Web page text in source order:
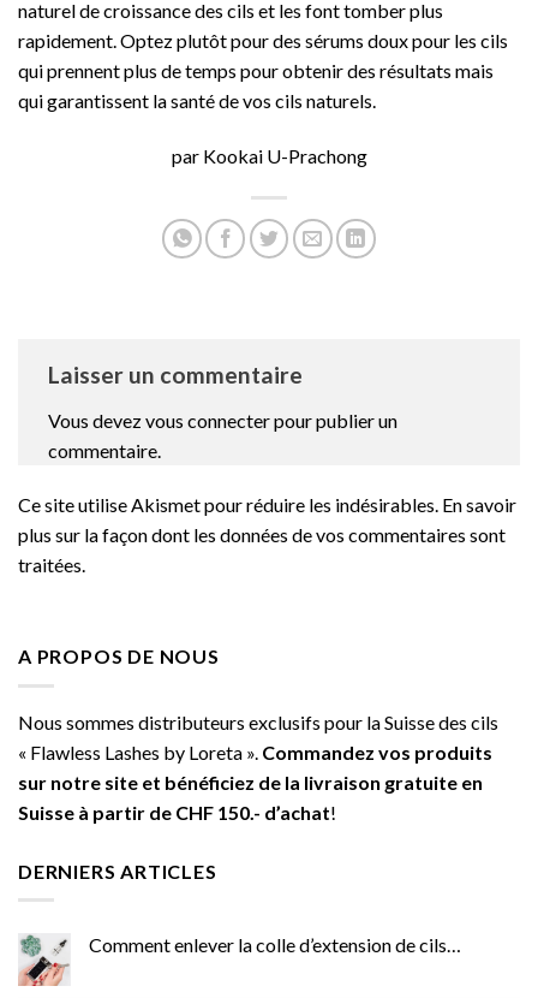
naturel de croissance des cils et les font tomber plus
rapidement. Optez plutôt pour des sérums doux pour les cils
qui prennent plus de temps pour obtenir des résultats mais
qui garantissent la santé de vos cils naturels.
par Kookai U-Prachong
Laisser un commentaire
Vous devezvous connecterpour publier un
commentaire.
Ce site utilise Akismet pour réduire les indésirables. En savoir
plus sur la façon dont les données de vos commentaires sont
traitées.
A PROPOS DE NOUS
Nous sommes distributeurs exclusifs pour la Suisse des cils
« Flawless Lashes by Loreta ». Commandez vos produits
sur notre site et bénéficiez de la livraison gratuite en
Suisse à partir de CHF 150.- d’achat!
DERNIERS ARTICLES
Comment enlever la colle d’extension de cils…